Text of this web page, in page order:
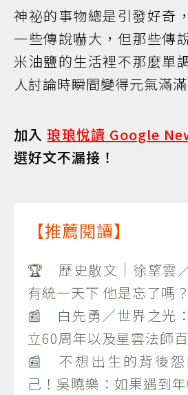
神祕的事物總是引發好奇
一些傳說嚇大，但那些傳
米油鹽的生活裡不那麼單
人討論時瞬間變得元氣滿
加入琅琅悅讀 Google
選好文不漏接！
【推薦閱讀】
🏆 歷史散文｜徐望雲
有統一天下 他是忘了嗎？
📰 白先勇／世界之光
立60周年以及星雲法師
📰 不想出生的背後怨
己！吳曉樂：如果遇到